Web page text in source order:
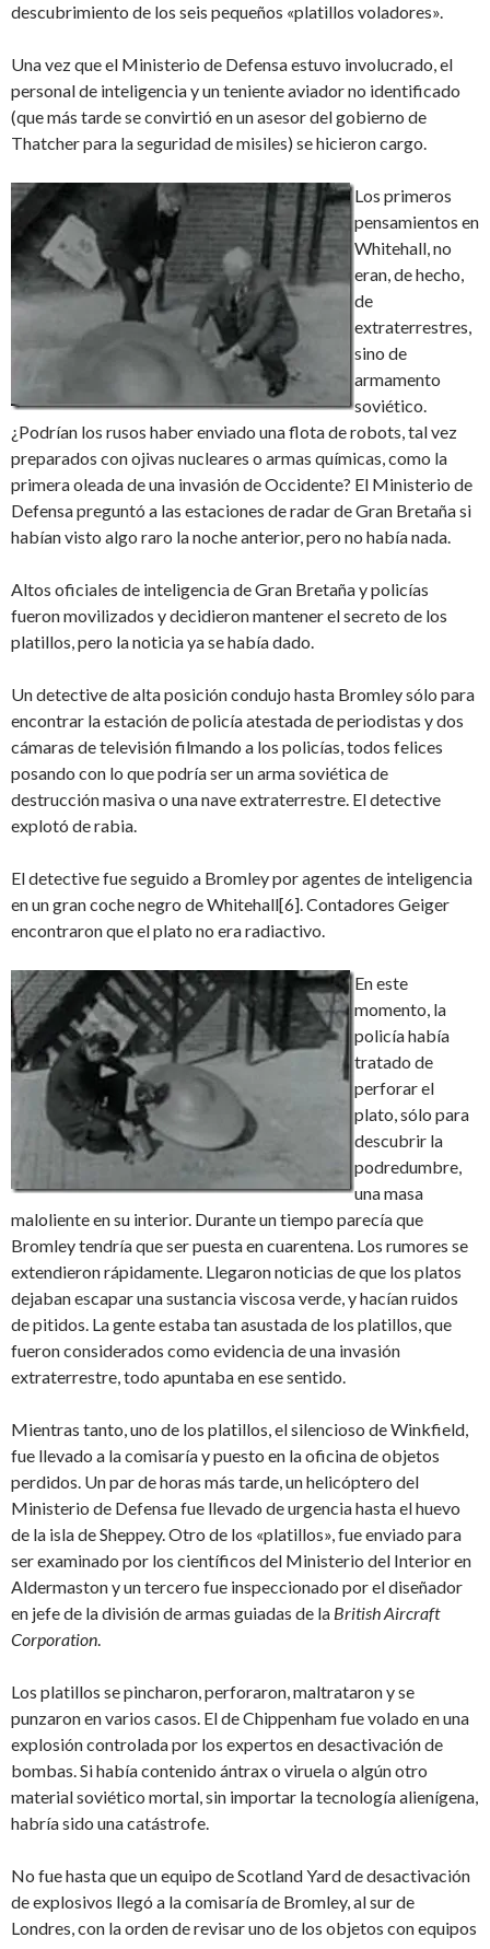
descubrimiento de los seis pequeños «platillos voladores».
Una vez que el Ministerio de Defensa estuvo involucrado, el
personal de inteligencia y un teniente aviador no identificado
(que más tarde se convirtió en un asesor del gobierno de
Thatcher para la seguridad de misiles) se hicieron cargo.
Los primeros
pensamientos en
Whitehall, no
eran, de hecho,
de
extraterrestres,
sino de
armamento
soviético.
¿Podrían los rusos haber enviado una flota de robots, tal vez
preparados con ojivas nucleares o armas químicas, como la
primera oleada de una invasión de Occidente? El Ministerio de
Defensa preguntó a las estaciones de radar de Gran Bretaña si
habían visto algo raro la noche anterior, pero no había nada.
Altos oficiales de inteligencia de Gran Bretaña y policías
fueron movilizados y decidieron mantener el secreto de los
platillos, pero la noticia ya se había dado.
Un detective de alta posición condujo hasta Bromley sólo para
encontrar la estación de policía atestada de periodistas y dos
cámaras de televisión filmando a los policías, todos felices
posando con lo que podría ser un arma soviética de
destrucción masiva o una nave extraterrestre. El detective
explotó de rabia.
El detective fue seguido a Bromley por agentes de inteligencia
en un gran coche negro de Whitehall[6]. Contadores Geiger
encontraron que el plato no era radiactivo.
En este
momento, la
policía había
tratado de
perforar el
plato, sólo para
descubrir la
podredumbre,
una masa
maloliente en su interior. Durante un tiempo parecía que
Bromley tendría que ser puesta en cuarentena. Los rumores se
extendieron rápidamente. Llegaron noticias de que los platos
dejaban escapar una sustancia viscosa verde, y hacían ruidos
de pitidos. La gente estaba tan asustada de los platillos, que
fueron considerados como evidencia de una invasión
extraterrestre, todo apuntaba en ese sentido.
Mientras tanto, uno de los platillos, el silencioso de Winkfield,
fue llevado a la comisaría y puesto en la oficina de objetos
perdidos. Un par de horas más tarde, un helicóptero del
Ministerio de Defensa fue llevado de urgencia hasta el huevo
de la isla de Sheppey. Otro de los «platillos», fue enviado para
ser examinado por los científicos del Ministerio del Interior en
Aldermaston y un tercero fue inspeccionado por el diseñador
en jefe de la división de armas guiadas de la British Aircraft
Corporation.
Los platillos se pincharon, perforaron, maltrataron y se
punzaron en varios casos. El de Chippenham fue volado en una
explosión controlada por los expertos en desactivación de
bombas. Si había contenido ántrax o viruela o algún otro
material soviético mortal, sin importar la tecnología alienígena,
habría sido una catástrofe.
No fue hasta que un equipo de Scotland Yard de desactivación
de explosivos llegó a la comisaría de Bromley, al sur de
Londres, con la orden de revisar uno de los objetos con equipos